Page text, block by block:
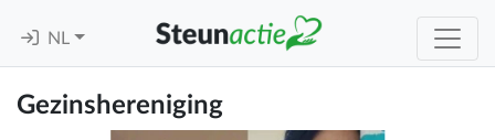
NL
Gezinshereniging